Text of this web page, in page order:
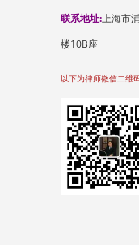
联系地址:上海市
楼10B座
以下为律师微信二维